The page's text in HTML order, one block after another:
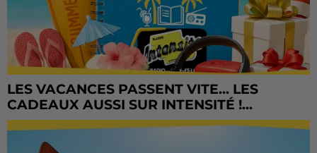
LES VACANCES PASSENT VITE... LES
CADEAUX AUSSI SUR INTENSITÉ !...